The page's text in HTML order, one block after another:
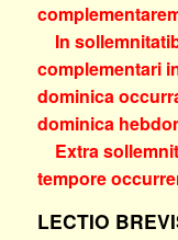
In
complementari
dominica
dominica
Extra
tempore
LECTIO